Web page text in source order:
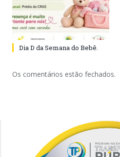
Dia D da Semana do Bebê.
Os comentários estão fechados.